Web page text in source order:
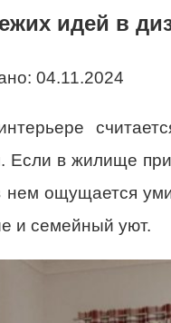
идей в
04.11.2024
Если в жилище
нем ощущается
и семейный уют.